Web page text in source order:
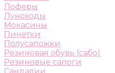
Лоферы
Луноходы
Мокасины
Пинетки
Полусапожки
Резиновая обувь (сабо)
Резиновые сапоги